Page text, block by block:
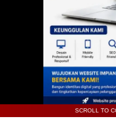
SCROLL TO